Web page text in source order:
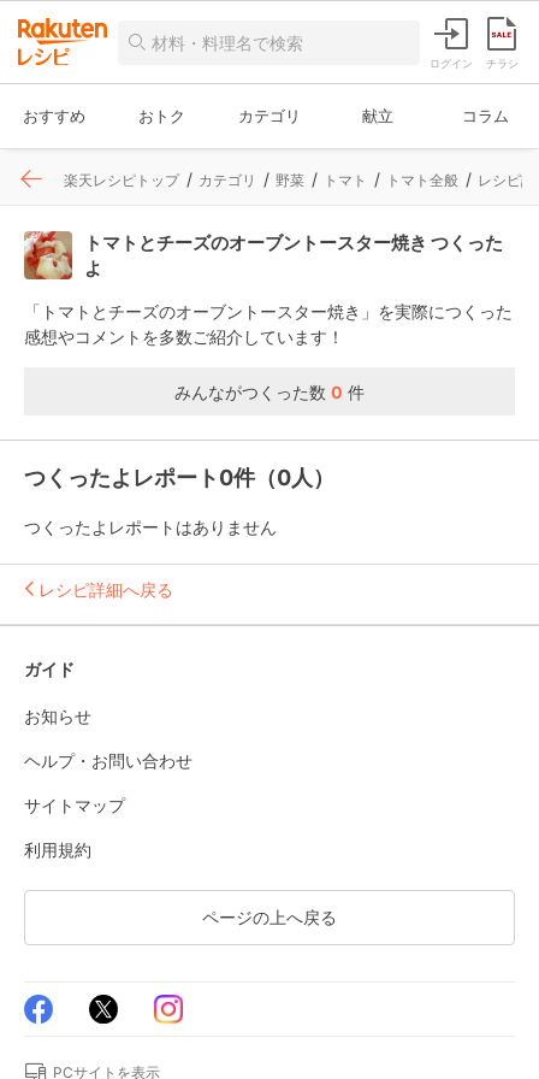
ログイン チラシ
おすすめ おトク カテゴリ 献立 コラム
楽天レシピトップ カテゴリ 野菜 トマト トマト全般 レシピ詳
トマトとチーズのオーブントースター焼き つくった
よ
「トマトとチーズのオーブントースター焼き」を実際につくった
感想やコメントを多数ご紹介しています！
みんながつくった数 0 件
つくったよレポート0件（0人）
つくったよレポートはありません
レシピ詳細へ戻る
ガイド
お知らせ
ヘルプ・お問い合わせ
サイトマップ
利用規約
ページの上へ戻る
PCサイトを表示